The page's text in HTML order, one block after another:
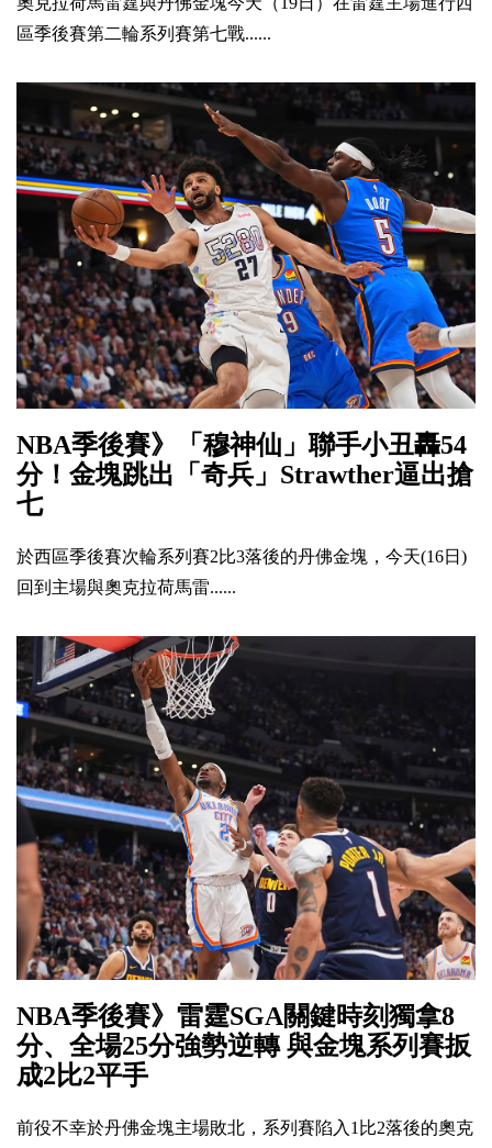
區季後賽第二輪系列賽第七戰......
NBA季後賽》「穆神仙」聯手小丑轟54
分！金塊跳出「奇兵」Strawther逼出搶
七
於西區季後賽次輪系列賽2比3落後的丹佛金塊，今天(16日)
回到主場與奧克拉荷馬雷......
NBA季後賽》雷霆SGA關鍵時刻獨拿8
分、全場25分強勢逆轉 與金塊系列賽扳
成2比2平手
前役不幸於丹佛金塊主場敗北，系列賽陷入1比2落後的奧克